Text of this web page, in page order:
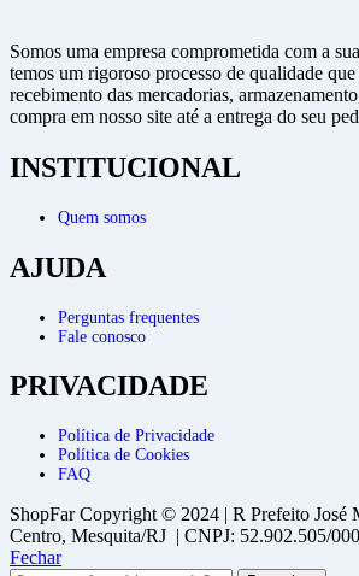
Somos uma empresa comprometida com a
temos um rigoroso processo de qualidade
recebimento das mercadorias,
compra em nosso site até a entrega do seu
INSTITUCIONAL
Quem somos
AJUDA
Perguntas frequentes
Fale conosco
PRIVACIDADE
Política de Privacidade
Política de Cookies
FAQ
ShopFar Copyright © 2024 | R Prefeito José
Centro, Mesquita/RJ | CNPJ: 52.902.505/
Fechar